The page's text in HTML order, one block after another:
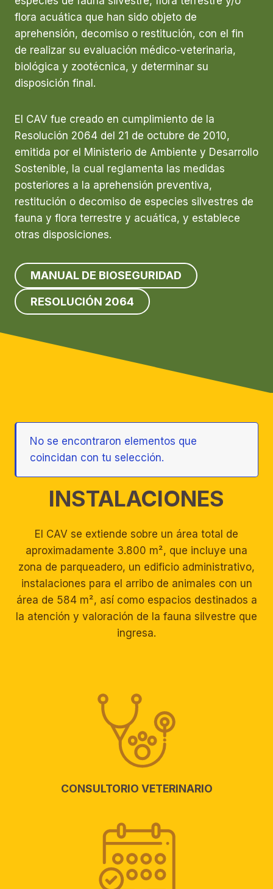
flora acuática que han sido objeto de
aprehensión, decomiso o restitución, con el fin
de realizar su evaluación médico-veterinaria,
biológica y zootécnica, y determinar su
disposición final.
El CAV fue creado en cumplimiento de la
Resolución 2064 del 21 de octubre de 2010,
emitida por el Ministerio de Ambiente y Desarrollo
Sostenible, la cual reglamenta las medidas
posteriores a la aprehensión preventiva,
restitución o decomiso de especies silvestres de
fauna y flora terrestre y acuática, y establece
otras disposiciones.
MANUAL DE BIOSEGURIDAD
RESOLUCIÓN 2064
No se encontraron elementos que
coincidan con tu selección.
INSTALACIONES
El CAV se extiende sobre un área total de
aproximadamente 3.800 m², que incluye una
zona de parqueadero, un edificio administrativo,
instalaciones para el arribo de animales con un
área de 584 m², así como espacios destinados a
la atención y valoración de la fauna silvestre que
ingresa.
CONSULTORIO VETERINARIO